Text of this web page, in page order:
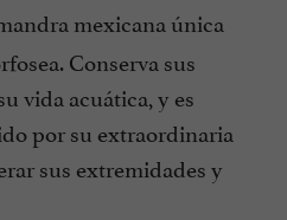
mexicana única
Conserva sus
vida acuática, y es
por su extraordinaria
sus extremidades y